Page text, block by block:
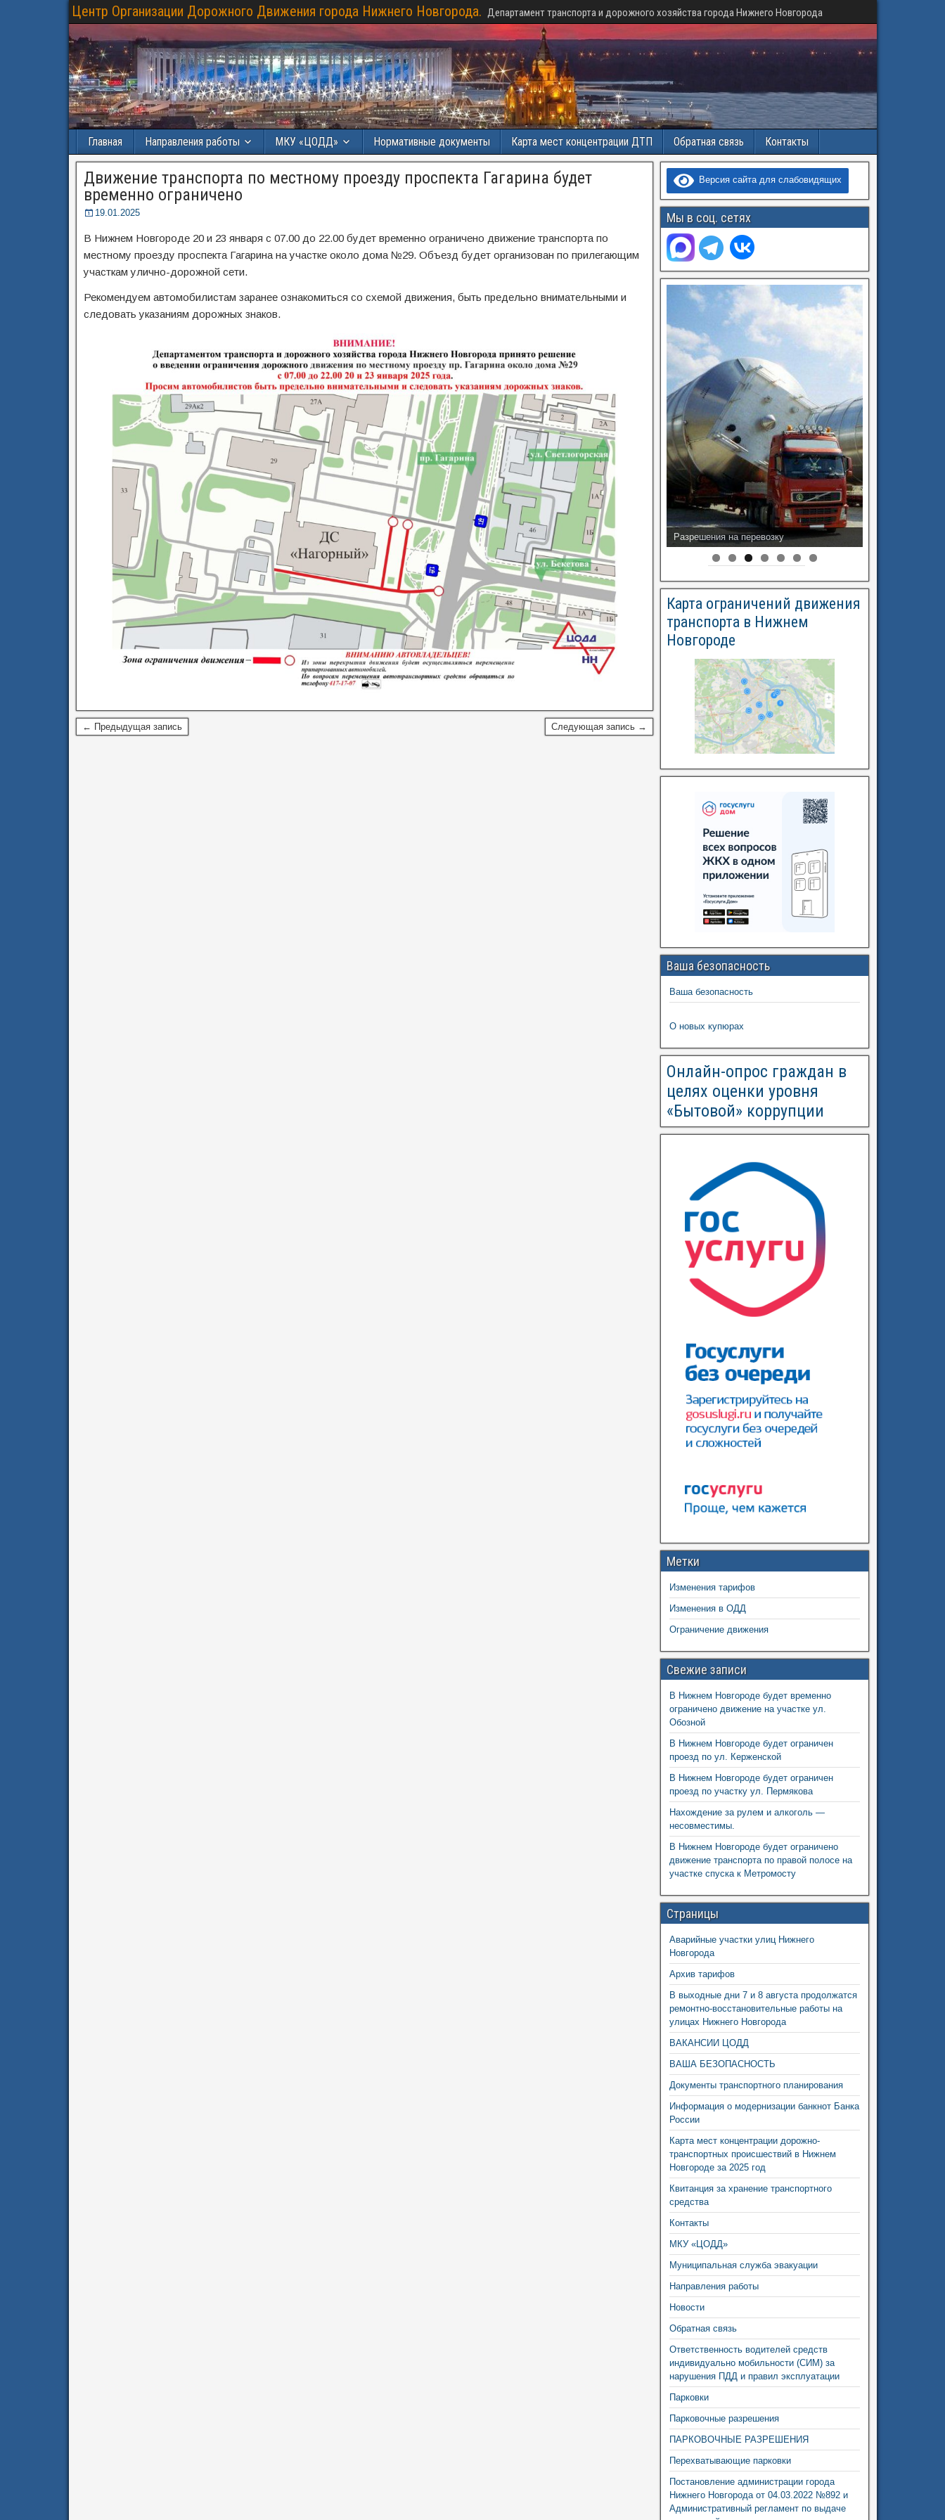
Центр Организации Дорожного Движения города Нижнего Новгорода. Департамент транспорта и дорожного хозяйства города Нижнего Новгорода
Главная Направления работы МКУ «ЦОДД» Нормативные документы Карта мест концентрации ДТП Обратная связь Контакты
Движение транспорта по местному проезду проспекта Гагарина будет
временно ограничено
19.01.2025
В Нижнем Новгороде 20 и 23 января с 07.00 до 22.00 будет временно ограничено движение транспорта по
местному проезду проспекта Гагарина на участке около дома №29. Объезд будет организован по прилегающим
участкам улично-дорожной сети.
Рекомендуем автомобилистам заранее ознакомиться со схемой движения, быть предельно внимательными и
следовать указаниям дорожных знаков.
← Предыдущая запись Следующая запись →
Версия сайта для слабовидящих
Мы в соц. сетях
Разрешения на перевозку
Карта ограничений движения
транспорта в Нижнем
Новгороде
Ваша безопасность
Ваша безопасность
О новых купюрах
Онлайн-опрос граждан в
целях оценки уровня
«Бытовой» коррупции
Метки
Изменения тарифов
Изменения в ОДД
Ограничение движения
Свежие записи
В Нижнем Новгороде будет временно
ограничено движение на участке ул.
Обозной
В Нижнем Новгороде будет ограничен
проезд по ул. Керженской
В Нижнем Новгороде будет ограничен
проезд по участку ул. Пермякова
Нахождение за рулем и алкоголь —
несовместимы.
В Нижнем Новгороде будет ограничено
движение транспорта по правой полосе на
участке спуска к Метромосту
Страницы
Аварийные участки улиц Нижнего
Новгорода
Архив тарифов
В выходные дни 7 и 8 августа продолжатся
ремонтно-восстановительные работы на
улицах Нижнего Новгорода
ВАКАНСИИ ЦОДД
ВАША БЕЗОПАСНОСТЬ
Документы транспортного планирования
Информация о модернизации банкнот Банка
России
Карта мест концентрации дорожно-
транспортных происшествий в Нижнем
Новгороде за 2025 год
Квитанция за хранение транспортного
средства
Контакты
МКУ «ЦОДД»
Муниципальная служба эвакуации
Направления работы
Новости
Обратная связь
Ответственность водителей средств
индивидуально мобильности (СИМ) за
нарушения ПДД и правил эксплуатации
Парковки
Парковочные разрешения
ПАРКОВОЧНЫЕ РАЗРЕШЕНИЯ
Перехватывающие парковки
Постановление администрации города
Нижнего Новгорода от 04.03.2022 №892 и
Административный регламент по выдаче